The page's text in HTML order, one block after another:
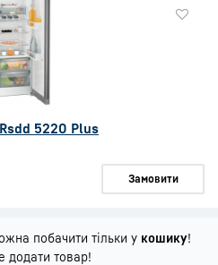
5220 Plus
Замовити
побачити тільки у кошику!
додати товар!